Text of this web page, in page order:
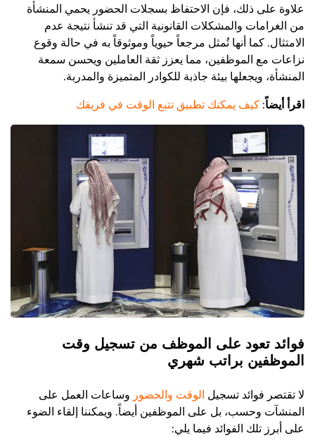
علاوة على ذلك، فإن الاحتفاظ بسجلات الحضور يحمي المنشأة
من الغرامات والمشكلات القانونية التي قد تنشأ نتيجة عدم
الامتثال. كما أنها تُمثل مرجعاً حيوياً وموثوقاً به في حالة وقوع
نزاعات مع الموظفين، مما يعزز ثقة العاملين ويحسن سمعة
المنشأة، ويجعلها بيئة جاذبة للكوادر المتميزة والمدربة.
اقرأ أيضاً: كيف يمكنك تطبيق تتبع الوقت في فريقك
فوائد تعود على الموظف من تسجيل وقت
الموظفين براتب شهري
لا تقتصر فوائد تسجيل الوقت والحضور وساعات العمل على
المنشآت وحسب، بل على الموظفين أيضاً. ويمكننا إلقاء الضوء
على أبرز تلك الفوائد فيما يلي: